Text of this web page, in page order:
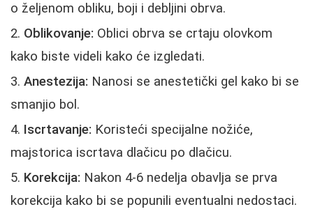
o željenom obliku, boji i debljini obrva.
Oblikovanje: Oblici obrva se crtaju olovkom
kako biste videli kako će izgledati.
Anestezija: Nanosi se anestetički gel kako bi se
smanjio bol.
Iscrtavanje: Koristeći specijalne nožiće,
majstorica iscrtava dlačicu po dlačicu.
Korekcija: Nakon 4-6 nedelja obavlja se prva
korekcija kako bi se popunili eventualni nedostaci.